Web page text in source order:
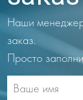
Наши
заказ.
Просто